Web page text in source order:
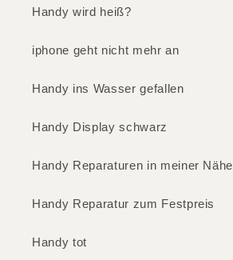
Handy wird heiß?
iphone geht nicht mehr an
Handy ins Wasser gefallen
Handy Display schwarz
Handy Reparaturen in meiner Nähe
Handy Reparatur zum Festpreis
Handy tot